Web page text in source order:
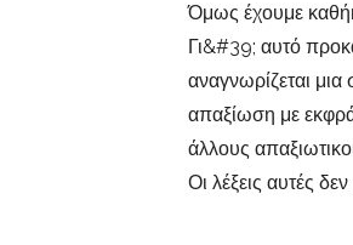
Όμως έχουμε
Γι&#39; αυτό
αναγνωρίζεται
απαξίωση με
άλλους
Οι λέξεις αυτές